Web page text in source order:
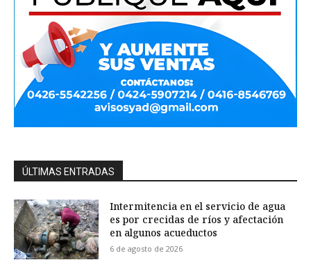
ÚLTIMAS ENTRADAS
Intermitencia en el servicio de agua
es por crecidas de ríos y afectación
en algunos acueductos
6 de agosto de 2026